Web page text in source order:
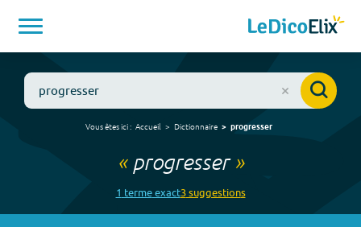
Vous êtes ici : Accueil Dictionnaire progresser
« progresser»
1 termeexact3suggestions